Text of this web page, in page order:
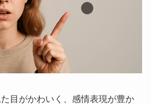
目がかわいく、感情表現が豊か